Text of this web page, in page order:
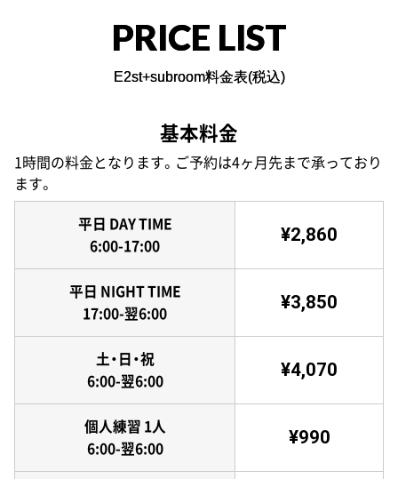
PRICE LIST
E2st+subroom料金表(税込)
基本料金
1時間の料金となります。ご予約は4ヶ月先まで承っており
ます。
平日 DAY TIME
6:00-17:00
¥2,860
平日 NIGHT TIME
17:00-翌6:00
¥3,850
土・日・祝
6:00-翌6:00
¥4,070
個人練習 1人
6:00-翌6:00
¥990